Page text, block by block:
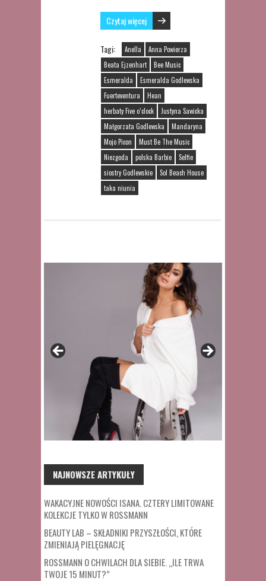
Czytaj więcej
Tagi: Anella
Anna Powierza
Beata Ejzenhart
Bee Music
Esmeralda
Esmeralda Godlewska
Fuerteventura
Hean
herbaty Five o’clock
Justyna Sawicka
Małgorzata Godlewska
Mandaryna
Mojo Picon
Must Be The Music
Niezgoda
polska Barbie
Selfie
siostry Godlewskie
Sol Beach House
taka niunia
NAJNOWSZE ARTYKUŁY
WAKACYJNE NOWOŚCI ISANA. CZTERY LIMITOWANE
KOLEKCJE TYLKO W ROSSMANN
BEAUTY LAB – SKŁADNIKI PRZYSZŁOŚCI, KTÓRE
ZMIENIAJĄ PIELĘGNACJĘ
ROSSMANN O CHWILACH DLA SIEBIE. „ILE TRWA
TWOJE 15 MINUT?”